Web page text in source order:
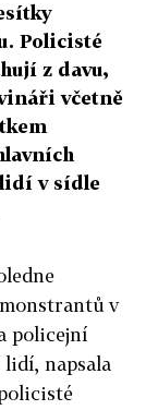
Policisté
z davu,
včetně
v sídle
v
policejní
napsala